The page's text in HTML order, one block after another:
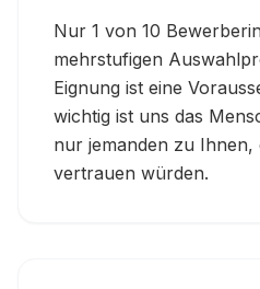
Nur 1 von 10
mehrstufigen
Eignung ist eine
wichtig ist uns das
nur jemanden zu Ihnen,
vertrauen würden.